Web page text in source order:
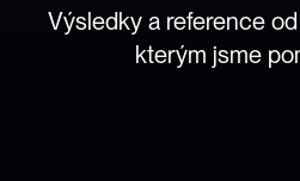
Výsledky a reference od
kterým jsme